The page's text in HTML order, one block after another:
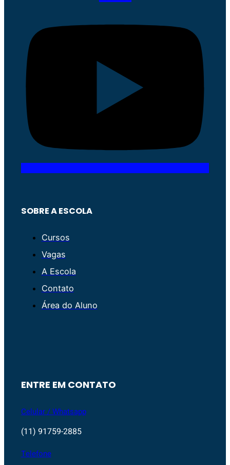
SOBRE A ESCOLA
Cursos
Vagas
A Escola
Contato
Área do Aluno
ENTRE EM CONTATO
Celular / Whatsapp
(11) 91759-2885
Telefone